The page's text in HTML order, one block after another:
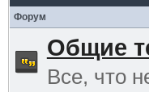
Форум
Общие
Все, что